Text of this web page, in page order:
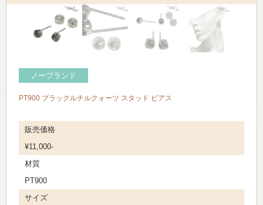
ノーブランド
PT900 ブラックルチルクォーツ スタッド ピアス
販売価格
¥11,000-
材質
PT900
サイズ
> 古物営業法に基づく表示
> プライバシーポリシー